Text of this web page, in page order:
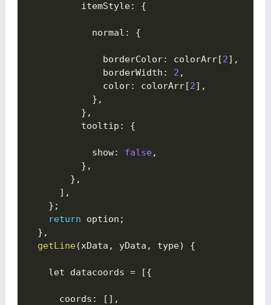
          itemStyle
: {
            normal
: {
              borderColor
: colorArr[2] ,
              borderWidth
: 2 ,
              color
: colorArr[2] ,
} ,
} ,
          tooltip
: {
            show
: false,
} ,
} ,
] ,
} ;
return option ;
} ,
getLine(xData , yData , type) {
    let datacoords
= [{
      coords
: [ ] ,